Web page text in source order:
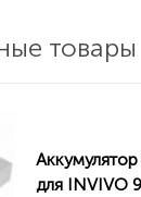
товары
для INVIVO